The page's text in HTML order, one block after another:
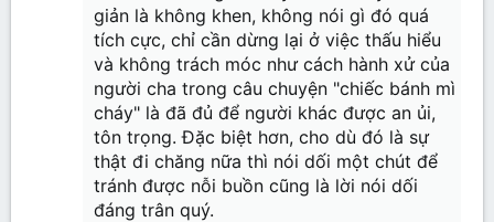
giản là không khen, không nói gì đó quá
tích cực, chỉ cần dừng lại ở việc thấu hiểu
và không trách móc như cách hành xử của
người cha trong câu chuyện "chiếc bánh mì
cháy" là đã đủ để người khác được an ủi,
tôn trọng. Đặc biệt hơn, cho dù đó là sự
thật đi chăng nữa thì nói dối một chút để
tránh được nỗi buồn cũng là lời nói dối
đáng trân quý.